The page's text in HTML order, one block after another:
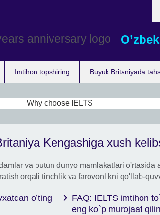
Imtihon topshiring Buyuk Britaniyada
Kengashiga xush
va butun dunyo mamlakatlari o'rtasida
orqali tinchlik va farovonlikni qo'llab-
o’ting
FAQ: IELTS imtihon
eng ko`p murojaat